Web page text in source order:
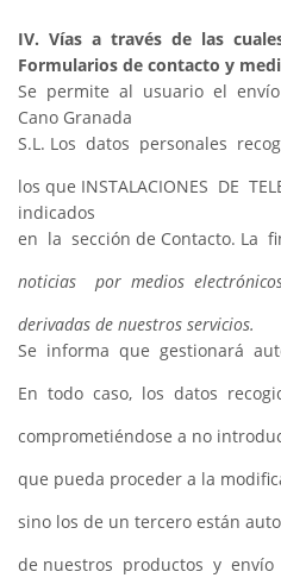
IV. Vías a través de las
Formularios de contacto y
Se permite al usuario el
Cano Granada
S.L. Los datos personales
los que INSTALACIONES DE
indicados
en la sección de Contacto. La
noticias por medios
derivadas de nuestros servicios.
Se informa que gestionará
En todo caso, los datos
comprometiéndose a no
que pueda proceder a la
sino los de un tercero están
de nuestros productos y